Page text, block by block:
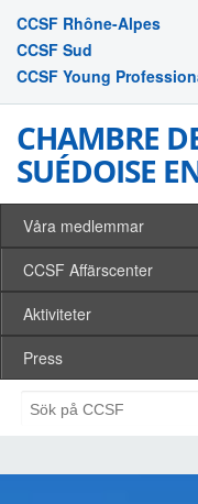
CCSF Rhône-Alpes
CCSF Sud
CCSF Young
CHAMBRE
SUÉDOISE
Våra medlemmar
CCSF Affärscenter
Aktiviteter
Press